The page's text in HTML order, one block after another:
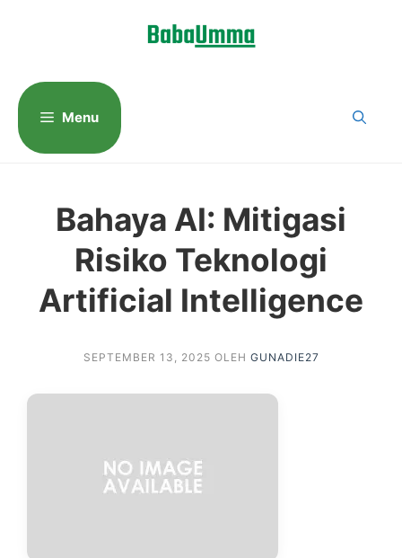
Menu
Bahaya AI: Mitigasi
Risiko Teknologi
Artificial Intelligence
SEPTEMBER 13, 2025 OLEH GUNADIE27